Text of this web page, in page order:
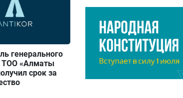
генерального
ТОО «Алматы
срок за